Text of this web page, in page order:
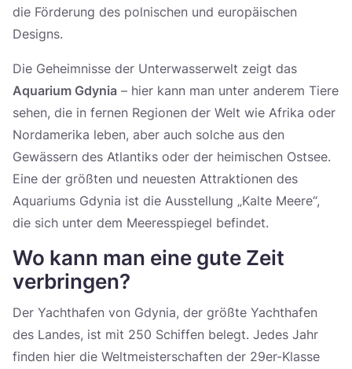
die Förderung des polnischen und europäischen
Designs.
Die Geheimnisse der Unterwasserwelt zeigt das
Aquarium Gdynia – hier kann man unter anderem Tiere
sehen, die in fernen Regionen der Welt wie Afrika oder
Nordamerika leben, aber auch solche aus den
Gewässern des Atlantiks oder der heimischen Ostsee.
Eine der größten und neuesten Attraktionen des
Aquariums Gdynia ist die Ausstellung „Kalte Meere“,
die sich unter dem Meeresspiegel befindet.
Wo kann man eine gute Zeit
verbringen?
Der Yachthafen von Gdynia, der größte Yachthafen
des Landes, ist mit 250 Schiffen belegt. Jedes Jahr
finden hier die Weltmeisterschaften der 29er-Klasse